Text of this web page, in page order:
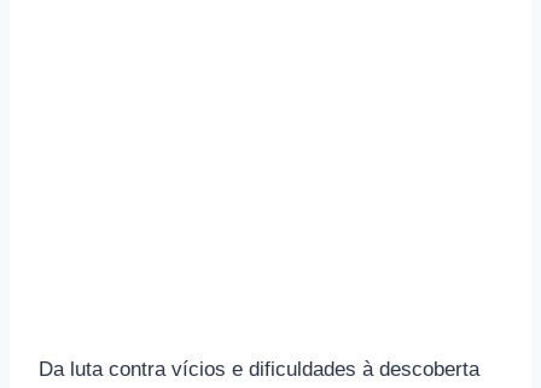
Da luta contra vícios e dificuldades à descoberta